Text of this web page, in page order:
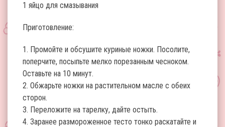
1 яйцо для смазывания
Приготовление:
1. Промойте и обсушите куриные ножки. Посолите,
поперчите, посыпьте мелко порезанным чесноком.
Оставьте на 10 минут.
2. Обжарьте ножки на растительном масле с обеих
сторон.
3. Переложите на тарелку, дайте остыть.
4. Заранее размороженное тесто тонко раскатайте и